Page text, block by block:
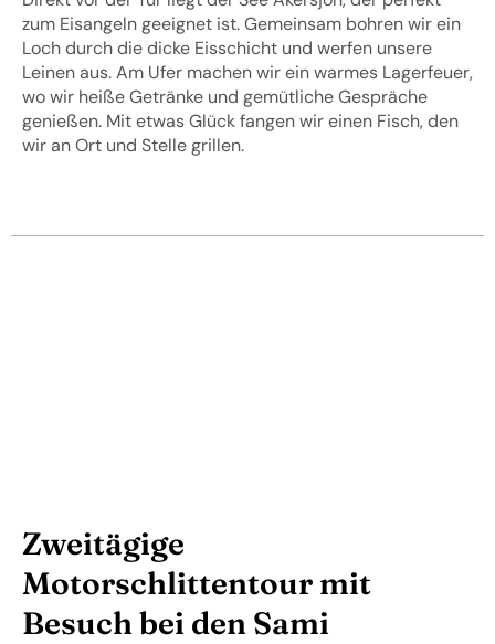
zum Eisangeln geeignet ist. Gemeinsam bohren wir ein
Loch durch die dicke Eisschicht und werfen unsere
Leinen aus. Am Ufer machen wir ein warmes Lagerfeuer,
wo wir heiße Getränke und gemütliche Gespräche
genießen. Mit etwas Glück fangen wir einen Fisch, den
wir an Ort und Stelle grillen.
Zweitägige
Motorschlittentour mit
Besuch bei den Sami